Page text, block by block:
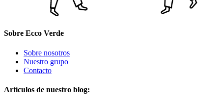
Sobre Ecco Verde
Sobre nosotros
Nuestro grupo
Contacto
Artículos de nuestro blog: